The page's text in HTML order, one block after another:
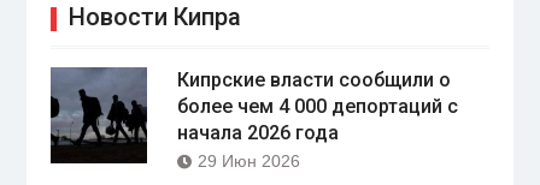
Новости Кипра
Кипрские власти сообщили о
более чем 4 000 депортаций с
начала 2026 года
29 Июн 2026